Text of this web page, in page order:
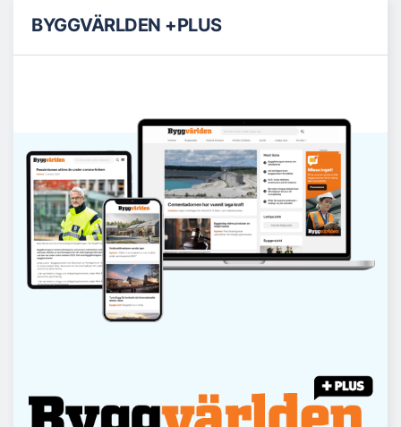
BYGGVÄRLDEN +PLUS